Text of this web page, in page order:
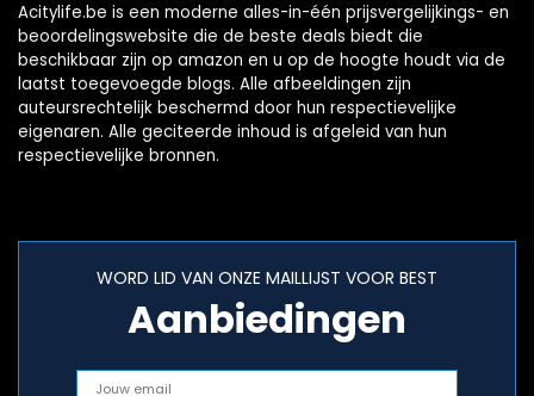
Acitylife.be is een moderne alles-in-één prijsvergelijkings- en
beoordelingswebsite die de beste deals biedt die
beschikbaar zijn op amazon en u op de hoogte houdt via de
laatst toegevoegde blogs. Alle afbeeldingen zijn
auteursrechtelijk beschermd door hun respectievelijke
eigenaren. Alle geciteerde inhoud is afgeleid van hun
respectievelijke bronnen.
WORD LID VAN ONZE MAILLIJST VOOR BEST
Aanbiedingen